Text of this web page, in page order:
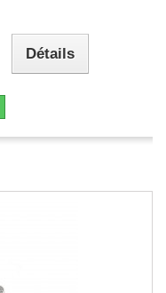
Détails